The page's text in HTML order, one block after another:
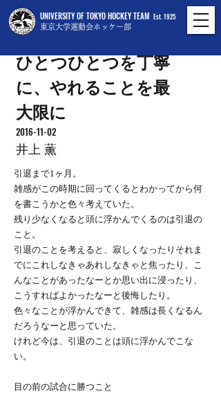
UNIVERSITY OF TOKYO HOCKEY TEAM
東京大学運動会ホッケー部
Est. 1925
ひとつひとつを丁寧
に、やれることを最
大限に
2016-11-02
井上 薫
引退まで1ヶ月。
雑感がこの時期に回ってくるとわかってから何
を書こうかと色々考えていた。
残り少なくなると頭に浮かんでくるのは引退の
こと。
引退のことを考えると、寂しくなったりそれま
でにこれしなきゃあれしなきゃと焦ったり、こ
んなことがあったなーとか思い出に浸ったり、
こうすればよかったなーと後悔したり。
色々なことが浮かんできて、雑感は長くなるん
だろうなーと思っていた。
けれど今は、引退のことは頭に浮かんでこな
い。
目の前の試合に勝つこと